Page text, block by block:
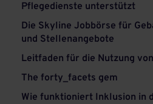
Pflegedienste unterstützt
Die Skyline Jobbörse für
und Stellenangebote
Leitfaden für die Nutzung
The forty_facets gem
Wie funktioniert Inklusion in